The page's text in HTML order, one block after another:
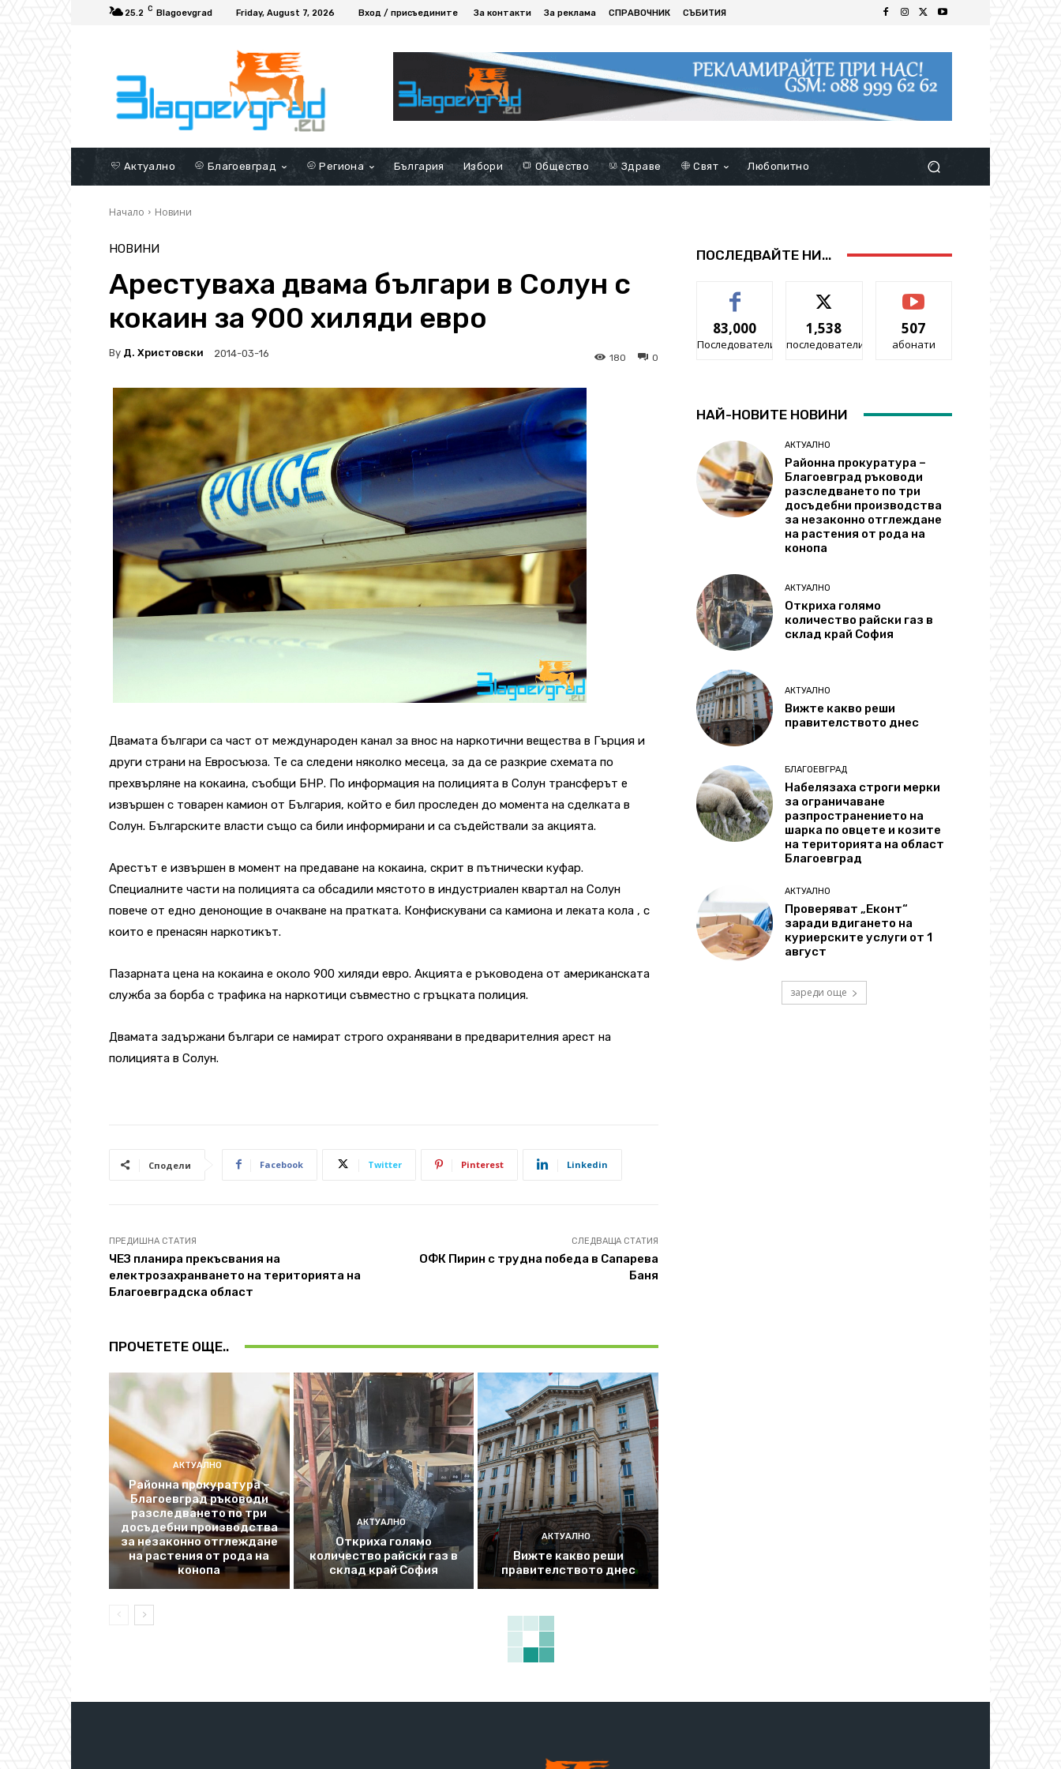
25.2 C Blagoevgrad Friday, August 7, 2026 Вход / присъедините За контакти За реклама СПРАВОЧНИК СЪБИТИЯ
Актуално Благоевград Региона България Избори Общество Здраве Свят Любопитно
Начало Новини
НОВИНИ
Арестуваха двама българи в Солун с
кокаин за 900 хиляди евро
By Д. Христовски 2014-03-16 0
180
Двамата българи са част от международен канал за внос на наркотични вещества в Гърция и
други страни на Евросъюза. Те са следени няколко месеца, за да се разкрие схемата по
прехвърляне на кокаина, съобщи БНР. По информация на полицията в Солун трансферът е
извършен с товарен камион от България, който е бил проследен до момента на сделката в
Солун. Българските власти също са били информирани и са съдействали за акцията.
Арестът е извършен в момент на предаване на кокаина, скрит в пътнически куфар.
Специалните части на полицията са обсадили мястото в индустриален квартал на Солун
повече от едно денонощие в очакване на пратката. Конфискувани са камиона и леката кола , с
които е пренасян наркотикът.
Пазарната цена на кокаина е около 900 хиляди евро. Акцията е ръководена от американската
служба за борба с трафика на наркотици съвместно с гръцката полиция.
Двамата задържани българи се намират строго охранявани в предварителния арест на
полицията в Солун.
Сподели Facebook Twitter Pinterest Linkedin
ПРЕДИШНА СТАТИЯ
ЧЕЗ планира прекъсвания на
електрозахранването на територията на
Благоевградска област
СЛЕДВАЩА СТАТИЯ
ОФК Пирин с трудна победа в Сапарева
Баня
ПРОЧЕТЕТЕ ОЩЕ..
АКТУАЛНО
Районна прокуратура –
Благоевград ръководи
разследването по три
досъдебни производства
за незаконно отглеждане
на растения от рода на
конопа
АКТУАЛНО
Откриха голямо
количество райски газ в
склад край София
АКТУАЛНО
Вижте какво реши
правителството днес
ПОСЛЕДВАЙТЕ НИ...
83,000
Последователи
1,538
последователи
507
абонати
НАЙ-НОВИТЕ НОВИНИ
АКТУАЛНО
Районна прокуратура –
Благоевград ръководи
разследването по три
досъдебни производства
за незаконно отглеждане
на растения от рода на
конопа
АКТУАЛНО
Откриха голямо
количество райски газ в
склад край София
АКТУАЛНО
Вижте какво реши
правителството днес
БЛАГОЕВГРАД
Набелязаха строги мерки
за ограничаване
разпространението на
шарка по овцете и козите
на територията на област
Благоевград
АКТУАЛНО
Проверяват „Еконт“
заради вдигането на
куриерските услуги от 1
август
зареди още